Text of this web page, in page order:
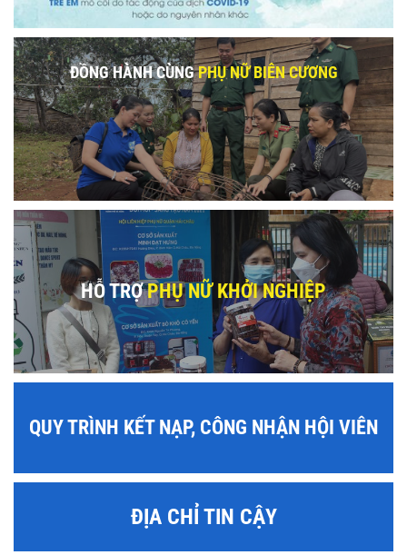
ĐỒNG HÀNH CÙNGPHỤ NỮ BIÊN CƯƠNG
HỖ TRỢPHỤ NỮ KHỞI NGHIỆP
QUY TRÌNH KẾT NẠP, CÔNG NHẬN HỘI VIÊN
ĐỊA CHỈ TIN CẬY